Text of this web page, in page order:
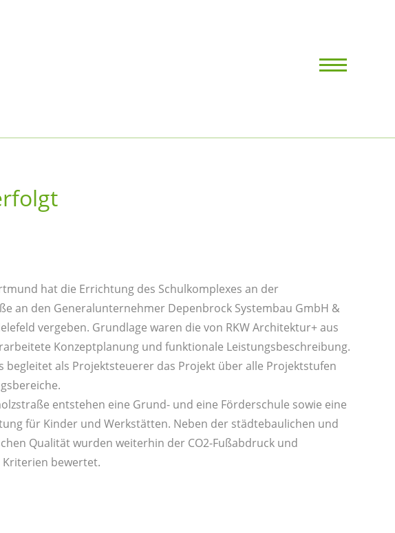
hat die Errichtung des Schulkomplexes an der
an den Generalunternehmer Depenbrock Systembau GmbH &
vergeben. Grundlage waren die von RKW Architektur+ aus
Konzeptplanung und funktionale Leistungsbeschreibung.
begleitet als Projektsteuerer das Projekt über alle Projektstufen
entstehen eine Grund- und eine Förderschule sowie eine
für Kinder und Werkstätten. Neben der städtebaulichen und
Qualität wurden weiterhin der CO2-Fußabdruck und
bewertet.